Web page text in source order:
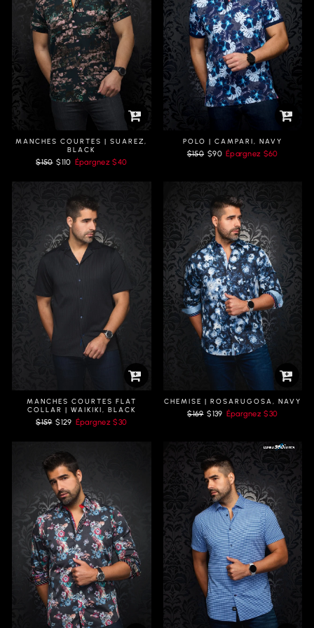
MANCHES COURTES | SUAREZ,
BLACK
Prix
$150 Prix
$110 Épargnez$40
POLO | CAMPARI, NAVY
Prix
$150 Prix
$90 Épargnez $60
MANCHES COURTES FLAT
COLLAR | WAIKIKI, BLACK
Prix
$159 Prix
$129 Épargnez$30
CHEMISE | ROSARUGOSA, NAVY
Prix
$169 Prix
$139 Épargnez$30